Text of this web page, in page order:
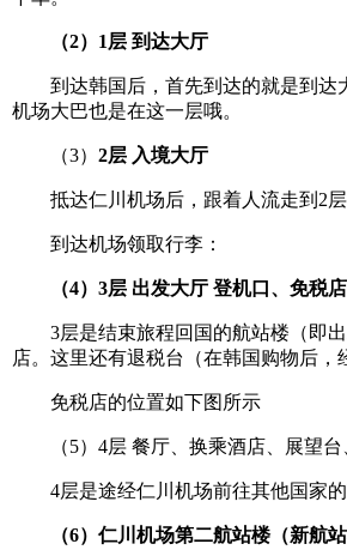
（2）1层 到达大厅
到达韩国后，首先到达的就是到达大
机场大巴也是在这一层哦。
（3） 2层 入境大厅
抵达仁川机场后，跟着人流走到2层
到达机场领取行李：
（4）3层 出发大厅 登机口、免税
3层是结束旅程回国的航站楼（即出
店。这里还有退税台（在韩国购物后，
免税店的位置如下图所示
（5）4层 餐厅、换乘酒店、展望台
4层是途经仁川机场前往其他国家的
（6）仁川机场第二航站楼（新航站